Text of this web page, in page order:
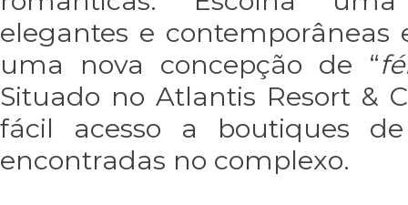
elegantes e contemporâneas
uma nova concepção de “
Situado no Atlantis Resort &
fácil acesso a boutiques
encontradas no complexo.